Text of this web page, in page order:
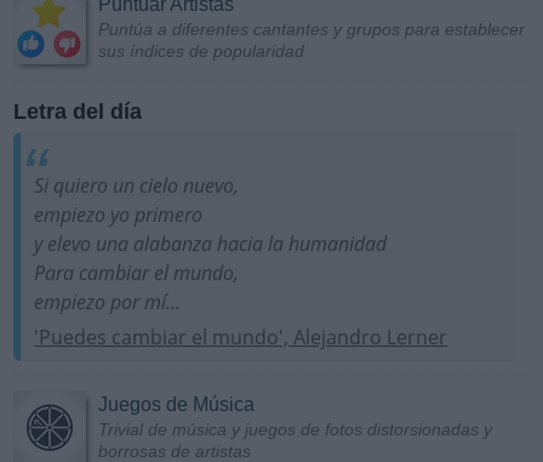
Puntúa a diferentes cantantes y grupos para establecer
sus índices de popularidad
Letra del día
Si quiero un cielo nuevo,
empiezo yo primero
y elevo una alabanza hacia la humanidad
Para cambiar el mundo,
empiezo por mí...
'Puedes cambiar el mundo', Alejandro Lerner
Juegos de Música
Trivial de música y juegos de fotos distorsionadas y
borrosas de artistas